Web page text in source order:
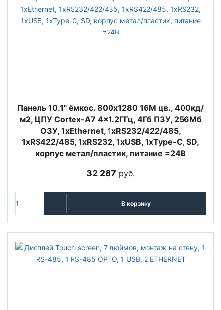
Панель 10.1" ёмкос. 800x1280 16М цв., 400кд/
м2, ЦПУ Cortex-A7 4x1.2ГГц, 4Гб ПЗУ, 256Мб
ОЗУ, 1xEthernet, 1xRS232/422/485,
1xRS422/485, 1xRS232, 1xUSB, 1xType-C, SD,
корпус метал/пластик, питание =24В
32 287 руб.
В корзину